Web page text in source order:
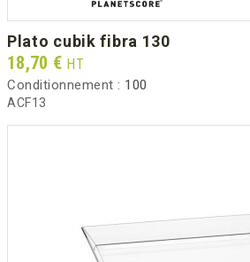
plato cubik fibra 130
Prix
18,70 € HT
Conditionnement : 100
ACF13